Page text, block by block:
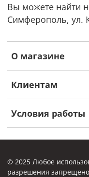
О магазине
Клиентам
Условия работы
Вы можете найти
Симферополь, ул.
© 2025 Любое
разрешения запрещено